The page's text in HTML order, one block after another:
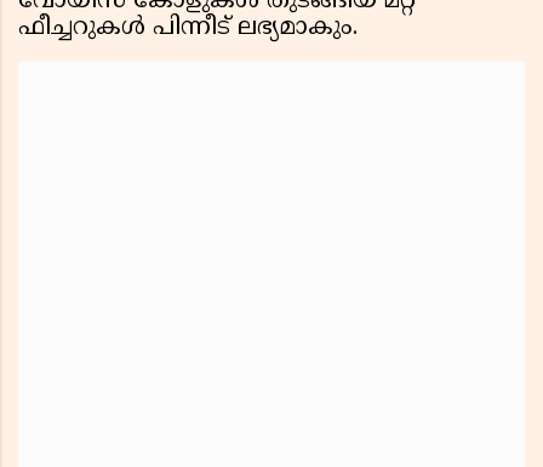
ഫീച്ചറുകൾ പിന്നീട് ലഭ്യമാകും.